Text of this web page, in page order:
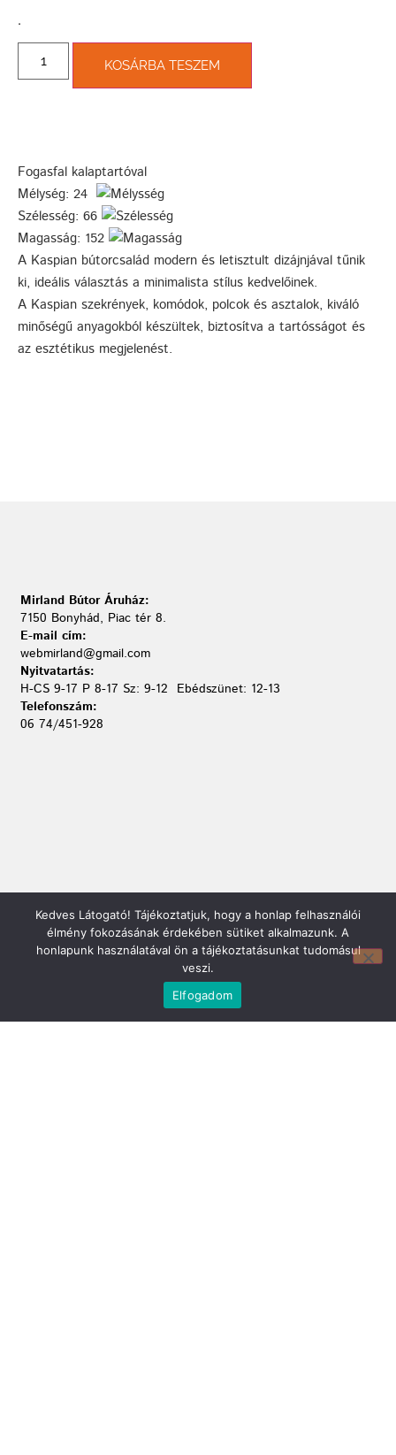
­.
KOSÁRBA TESZEM
Fogasfal kalaptartóval
Mélység: 24
Szélesség: 66
Magasság: 152
A Kaspian bútorcsalád modern és letisztult dizájnjával tűnik
ki, ideális választás a minimalista stílus kedvelőinek.
A Kaspian szekrények, komódok, polcok és asztalok, kiváló
minőségű anyagokból készültek, biztosítva a tartósságot és
az esztétikus megjelenést.
Mirland Lakberendezési Áruház:
7100 Szekszárd, Fáy András u. 29
H-P 9-17:30 Sz: 9-12
Mirland Bútor Áruház:
7150 Bonyhád, Piac tér 8.
E-mail cím:
webmirland@gmail.com
Nyitvatartás:
H-CS 9-17 P 8-17 Sz: 9-12 Ebédszünet: 12-13
Telefonszám:
06 74/451-928
Kedves Látogató! Tájékoztatjuk, hogy a honlap felhasználói
élmény fokozásának érdekében sütiket alkalmazunk. A
honlapunk használatával ön a tájékoztatásunkat tudomásul
veszi.
Elfogadom